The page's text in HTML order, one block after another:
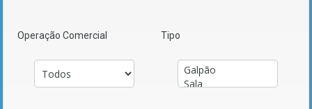
Operação Comercial Tipo